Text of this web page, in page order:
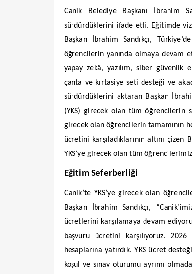
Canik Belediye Başkanı İbrahim
sürdürdüklerini ifade etti. Eğitimde
Başkan İbrahim Sandıkçı,
öğrencilerin yanında olmaya devam
yapay zekâ, yazılım, siber güvenlik
çanta ve kırtasiye seti desteği ve
sürdürdüklerini aktaran Başkan
(YKS) girecek olan tüm öğrencilerin
girecek olan öğrencilerin tamamının
ücretini karşıladıklarının altını
YKS’ye girecek olan tüm
Eğitim Seferberliği
Canik’te YKS’ye girecek olan
Başkan İbrahim Sandıkçı,
ücretlerini karşılamaya devam
başvuru ücretini karşılıyoruz.
hesaplarına yatırdık. YKS ücret
koşul ve sınav oturumu ayrımı